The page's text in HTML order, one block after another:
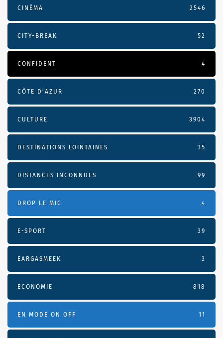
CINÉMA 2546
CITY-BREAK 52
CONFIDENT 4
CÔTE D’AZUR 270
CULTURE 3904
DESTINATIONS LOINTAINES 35
DISTANCES INCONNUES 99
DROP LE MIC 4
E-SPORT 39
EARGASMEEK 3
ECONOMIE 818
EN MODE ON OFF 11